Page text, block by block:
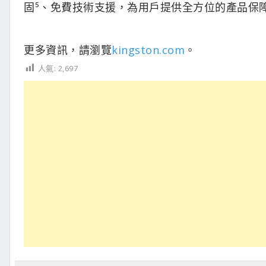
固⁵、免費技術支援，為用戶提供全方位的產品保
更多資訊，請瀏覽kingston.com 。
人氣: 2,697